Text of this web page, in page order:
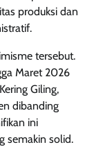
produksi dan
tersebut.
Maret 2026
Giling,
dibanding
ini
semakin solid.